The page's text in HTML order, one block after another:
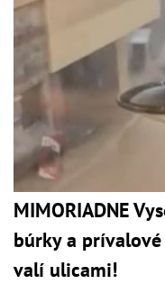
MIMORIADNE
búrky a prívalové
valí ulicami!